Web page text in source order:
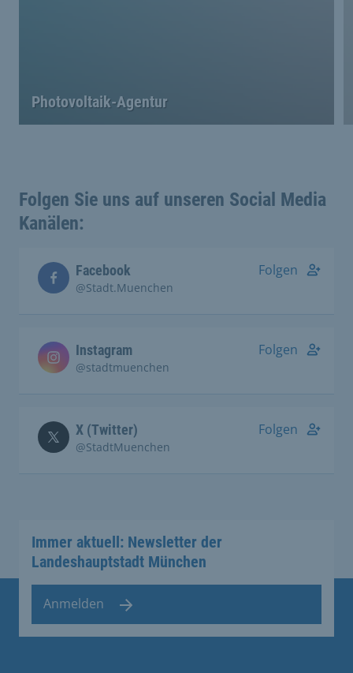
Photovoltaik-Agentur
Folgen Sie uns auf unseren Social Media
Kanälen:
Facebook
@Stadt.Muenchen
Folgen
Instagram
@stadtmuenchen
Folgen
X (Twitter)
@StadtMuenchen
Folgen
Immer aktuell: Newsletter der
Landeshauptstadt München
Anmelden